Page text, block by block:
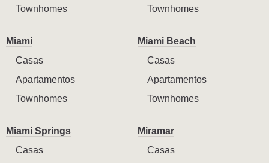
Townhomes
Townhomes
Miami
Casas
Apartamentos
Townhomes
Miami Beach
Casas
Apartamentos
Townhomes
Miami Springs
Casas
Miramar
Casas